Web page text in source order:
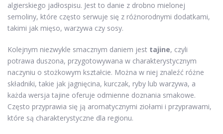
algierskiego jadłospisu. Jest to danie z drobno mielonej
semoliny, które często serwuje się z różnorodnymi dodatkami,
takimi jak mięso, warzywa czy sosy.
Kolejnym niezwykle smacznym daniem jest tajine, czyli
potrawa duszona, przygotowywana w charakterystycznym
naczyniu o stożkowym kształcie. Można w niej znaleźć różne
składniki, takie jak jagnięcina, kurczak, ryby lub warzywa, a
każda wersja tajine oferuje odmienne doznania smakowe.
Często przyprawia się ją aromatycznymi ziołami i przyprawami,
które są charakterystyczne dla regionu.